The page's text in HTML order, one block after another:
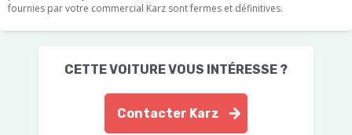
fournies par votre commercial Karz sont fermes et définitives.
CETTE VOITURE VOUS INTÉRESSE ?
Contacter Karz